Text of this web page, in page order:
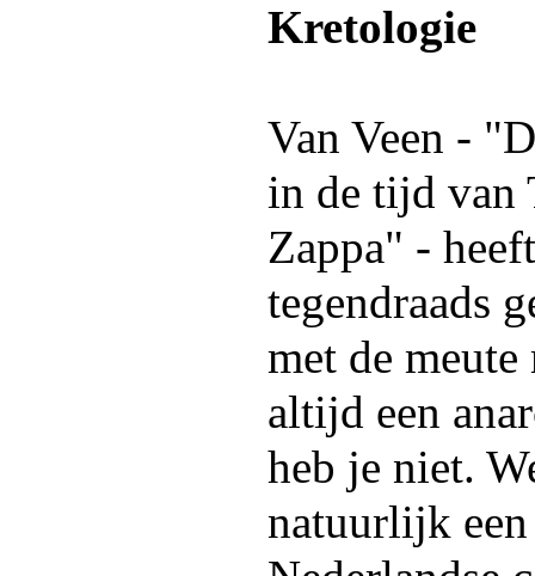
Kretologie
Van Veen -
in de tijd van
Zappa" -
tegendraads
met de
altijd een
heb je niet.
natuurlijk